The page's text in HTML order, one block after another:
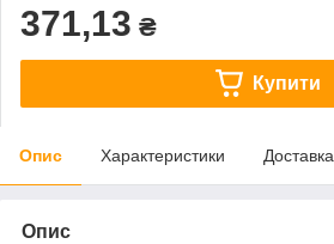
371,13 ₴
Купити
Опис Характеристики Доставка
Опис